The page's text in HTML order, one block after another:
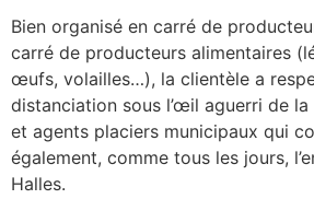
Bien organisé en carré de
carré de producteurs alimentaires
œufs, volailles…), la clientèle a
distanciation sous l’œil aguerri de
et agents placiers municipaux qui
également, comme tous les jours,
Halles.